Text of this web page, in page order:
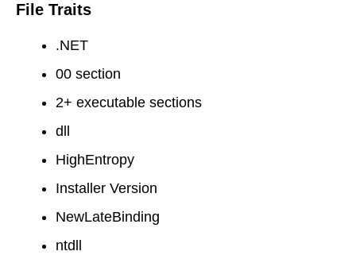
File Traits
.NET
00 section
2+ executable sections
dll
HighEntropy
Installer Version
NewLateBinding
ntdll